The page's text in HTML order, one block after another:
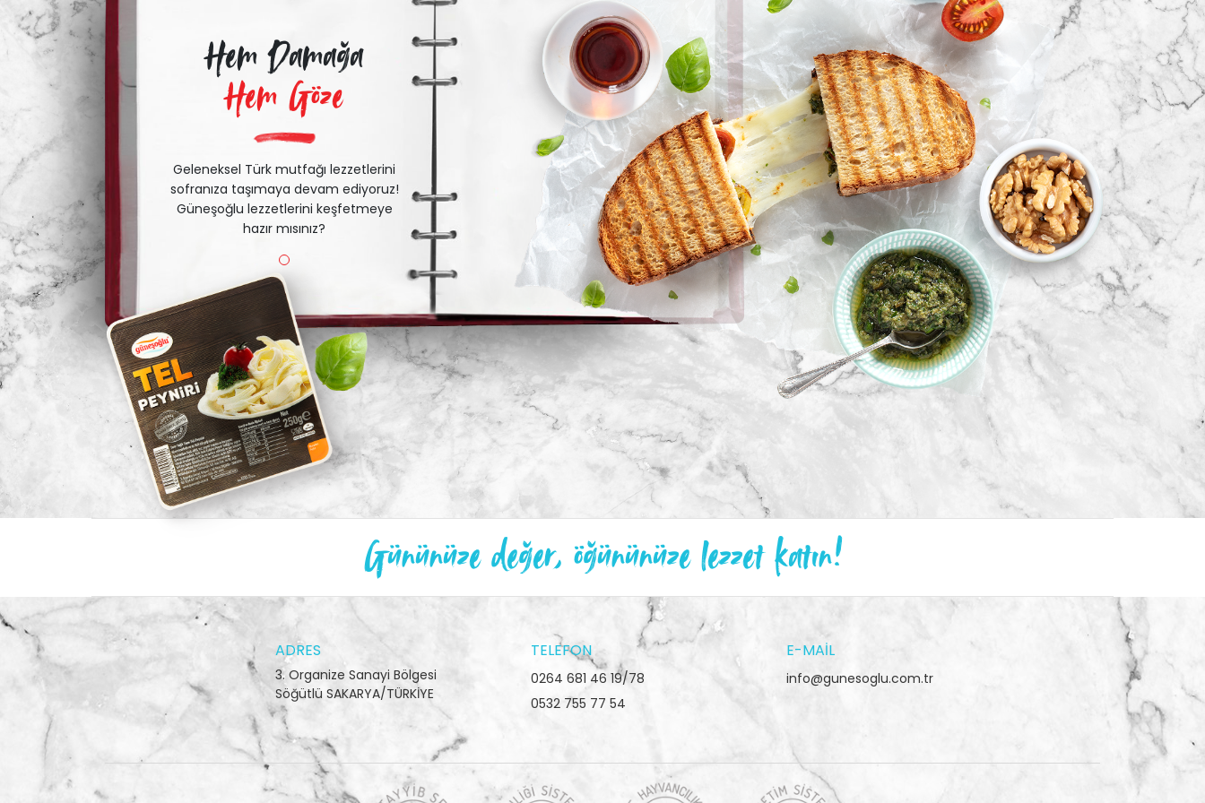
Hem Damağa
Hem Göze
Geleneksel Türk mutfağı lezzetlerini
sofranıza taşımaya devam ediyoruz!
Güneşoğlu lezzetlerini keşfetmeye
hazır mısınız?
Gününüze değer, öğününüze lezzet katın!
ADRES
3. Organize Sanayi Bölgesi
Söğütlü SAKARYA/TÜRKİYE
TELEFON
0264 681 46 19/78
0532 755 77 54
E-MAIL
info@gunesoglu.com.tr